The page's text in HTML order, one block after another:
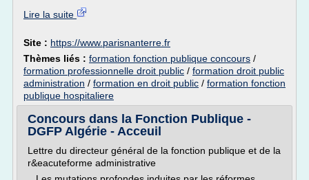
Lire la suite
Site : https://www.parisnanterre.fr
Thèmes liés : formation fonction publique concours /
formation professionnelle droit public / formation droit public
administration / formation en droit public / formation fonction
publique hospitaliere
Concours dans la Fonction Publique -
DGFP Algérie - Acceuil
Lettre du directeur général de la fonction publique et de la
r&eacuteforme administrative